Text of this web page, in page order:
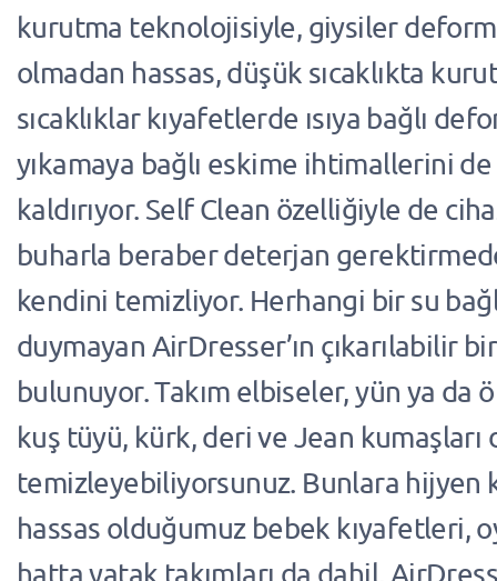
kurutma teknolojisiyle, giysiler
olmadan hassas, düşük sıcaklıkta
sıcaklıklar kıyafetlerde ısıya bağlı
yıkamaya bağlı eskime ihtimallerini
kaldırıyor. Self Clean özelliğiyle de
buharla beraber deterjan
kendini temizliyor. Herhangi bir su
duymayan AirDresser’ın çıkarılabilir
bulunuyor. Takım elbiseler, yün ya da
kuş tüyü, kürk, deri ve Jean kumaşları
temizleyebiliyorsunuz. Bunlara hijyen
hassas olduğumuz bebek kıyafetleri,
hatta yatak takımları da dahil.